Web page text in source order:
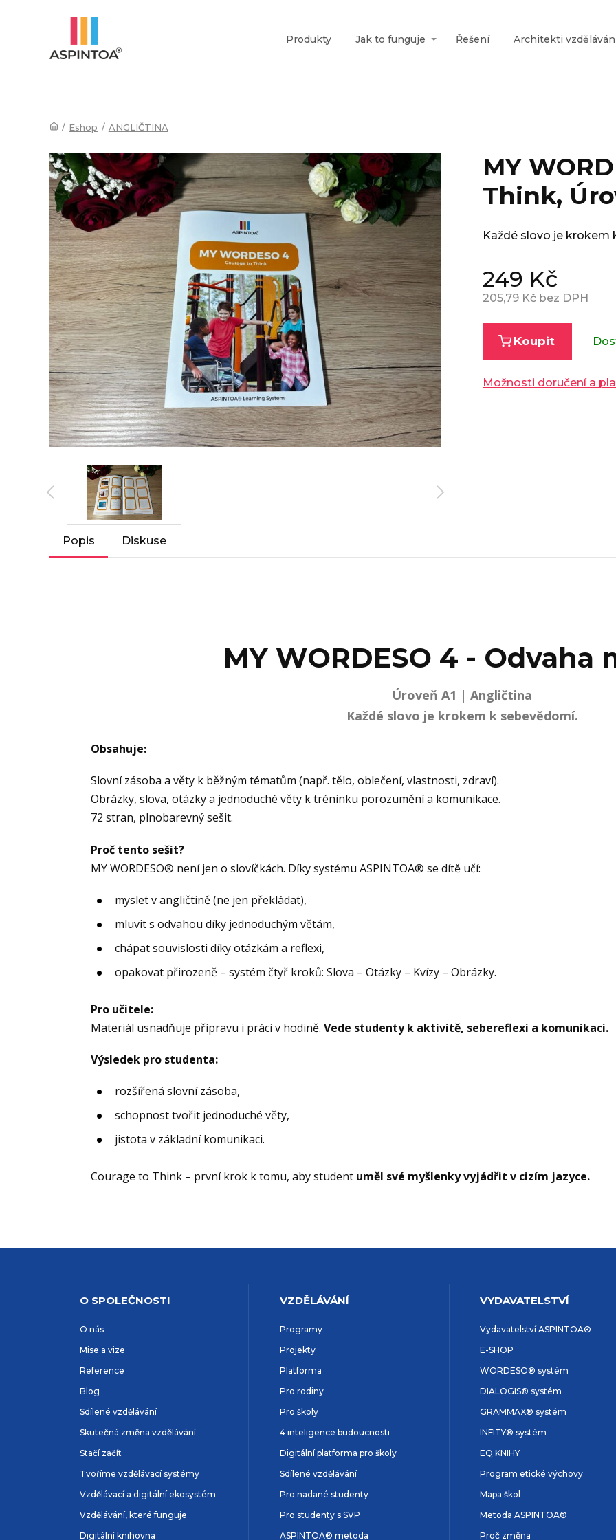
Produkty Jak to funguje Řešení Architekti
/ Eshop / ANGLIČTINA
MY
Think,
Každé slovo je krokem
249 Kč
205,79 Kč bez DPH
Koupit
Možnosti doručení a
Popis Diskuse
MY WORDESO 4 - Odvaha
Úroveň A1 | Angličtina
Každé slovo je krokem k sebevědomí.
Obsahuje:
Slovní zásoba a věty k běžným tématům (např. tělo, oblečení, vlastnosti, zdraví).
Obrázky, slova, otázky a jednoduché věty k tréninku porozumění a komunikace.
72 stran, plnobarevný sešit.
Proč tento sešit?
MY WORDESO® není jen o slovíčkách. Díky systému ASPINTOA® se dítě učí:
myslet v angličtině (ne jen překládat),
mluvit s odvahou díky jednoduchým větám,
chápat souvislosti díky otázkám a reflexi,
opakovat přirozeně – systém čtyř kroků: Slova – Otázky – Kvízy – Obrázky.
Pro učitele:
Materiál usnadňuje přípravu i práci v hodině. Vede studenty k aktivitě, sebereflexi a komunikaci.
Výsledek pro studenta:
rozšířená slovní zásoba,
schopnost tvořit jednoduché věty,
jistota v základní komunikaci.
Courage to Think – první krok k tomu, aby student uměl své myšlenky vyjádřit v cizím jazyce.
O SPOLEČNOSTI
O nás
Mise a vize
Reference
Blog
Sdílené vzdělávání
Skutečná změna vzdělávání
Stačí začít
Tvoříme vzdělávací systémy
Vzdělávací a digitální ekosystém
Vzdělávání, které funguje
Digitální knihovna
VZDĚLÁVÁNÍ
Programy
Projekty
Platforma
Pro rodiny
Pro školy
4 inteligence budoucnosti
Digitální platforma pro školy
Sdílené vzdělávání
Pro nadané studenty
Pro studenty s SVP
ASPINTOA® metoda
VYDAVATELSTVÍ
Vydavatelství ASPINTOA®
E-SHOP
WORDESO® systém
DIALOGIS® systém
GRAMMAX® systém
INFITY® systém
EQ KNIHY
Program etické výchovy
Mapa škol
Metoda ASPINTOA®
Proč změna